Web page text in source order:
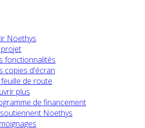
Noethys
projet
fonctionnalités
copies d'écran
de route
plus
de financement
Noethys